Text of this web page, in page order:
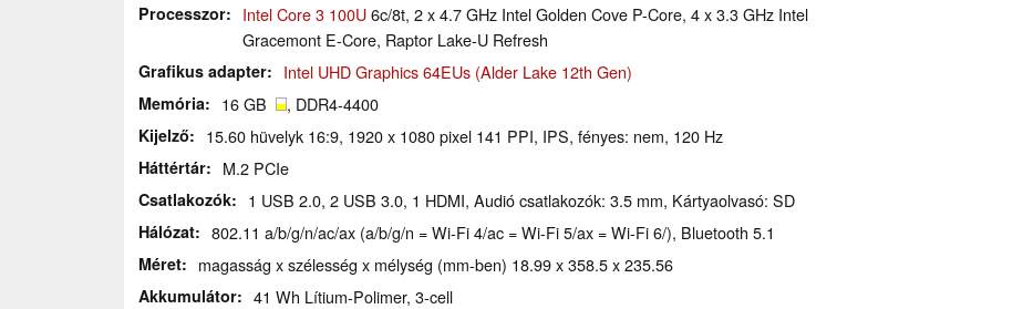
Processzor
Intel Core 3 100U6c/8t, 2 x 4.7 GHz Intel Golden Cove P-Core, 4 x 3.3 GHz Intel
Gracemont E-Core, Raptor Lake-U Refresh
Grafikus adapter Intel UHD Graphics 64EUs (Alder Lake 12th Gen)
Memória 16 GB , DDR4-4400
Kijelző 15.60 hüvelyk 16:9, 1920 x 1080 pixel 141 PPI, IPS, fényes: nem, 120 Hz
Háttértár M.2 PCIe
Csatlakozók 1 USB 2.0, 2 USB 3.0, 1 HDMI, Audió csatlakozók: 3.5 mm, Kártyaolvasó: SD
Hálózat 802.11 a/b/g/n/ac/ax (a/b/g/n = Wi-Fi 4/ac = Wi-Fi 5/ax = Wi-Fi 6/), Bluetooth 5.1
Méret magasság x szélesség x mélység (mm-ben) 18.99 x 358.5 x 235.56
Akkumulátor 41 Wh Lítium-Polimer, 3-cell